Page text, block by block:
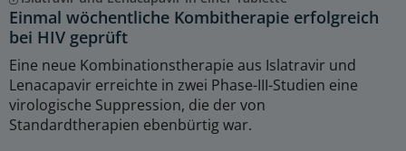
Einmal wöchentliche Kombitherapie erfolgreich
bei HIV geprüft
Eine neue Kombinationstherapie aus Islatravir und
Lenacapavir erreichte in zwei Phase-III-Studien eine
virologische Suppression, die der von
Standardtherapien ebenbürtig war.